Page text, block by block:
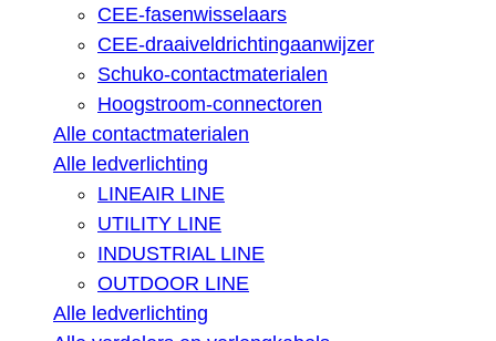
CEE-fasenwisselaars
CEE-draaiveldrichtingaanwijzer
Schuko-contactmaterialen
Hoogstroom-connectoren
Alle contactmaterialen
Alle ledverlichting
LINEAIR LINE
UTILITY LINE
INDUSTRIAL LINE
OUTDOOR LINE
Alle ledverlichting